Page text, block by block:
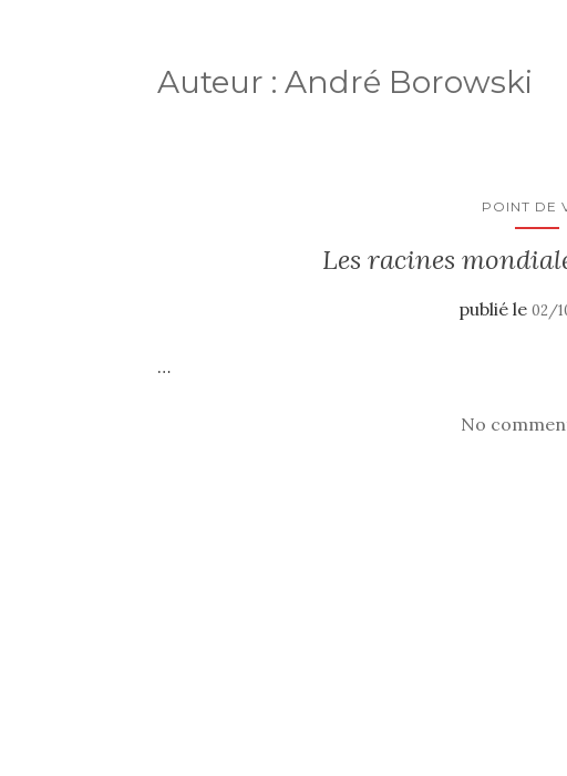
Auteur : André Borowski
POINT DE
Les racines
publié le02/
…
No